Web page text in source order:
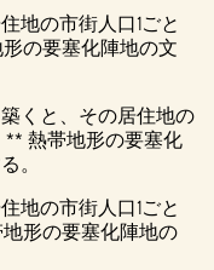
地の市街人口1ごと
の要塞化陣地の文
くと、その居住地の
** 熱帯地形の要塞化
。
地の市街人口1ごと
形の要塞化陣地の